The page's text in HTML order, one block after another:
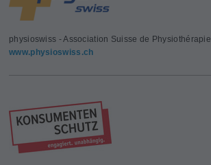
physioswiss - Association Suisse de Physiothérapie
www.physioswiss.ch